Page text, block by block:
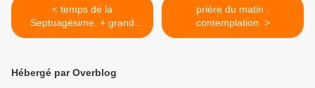
< temps de la
Septuagésime. + grand
carême monastique.
prière du matin .
contemplation. >
Hébergé par Overblog